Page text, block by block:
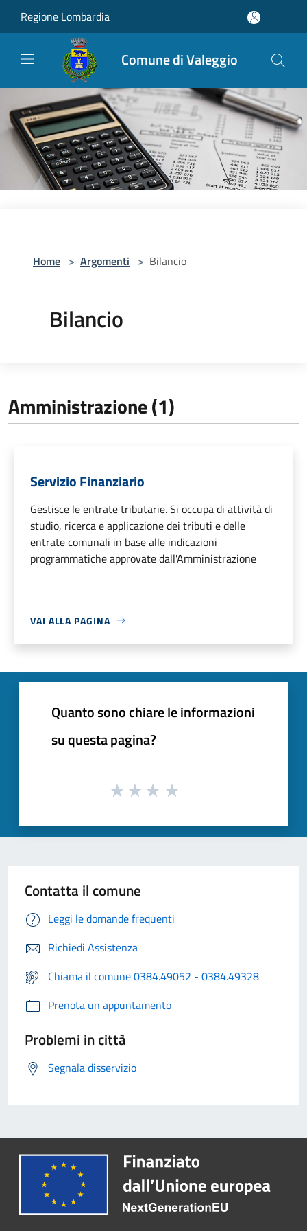
Regione Lombardia
Comune di Valeggio
Home > Argomenti > Bilancio
Bilancio
Amministrazione (1)
Servizio Finanziario
Gestisce le entrate tributarie. Si occupa di attività di
studio, ricerca e applicazione dei tributi e delle
entrate comunali in base alle indicazioni
programmatiche approvate dall'Amministrazione
VAI ALLA PAGINA
Quanto sono chiare le informazioni
su questa pagina?
Contatta il comune
Leggi le domande frequenti
Richiedi Assistenza
Chiama il comune 0384.49052 - 0384.49328
Prenota un appuntamento
Problemi in città
Segnala disservizio